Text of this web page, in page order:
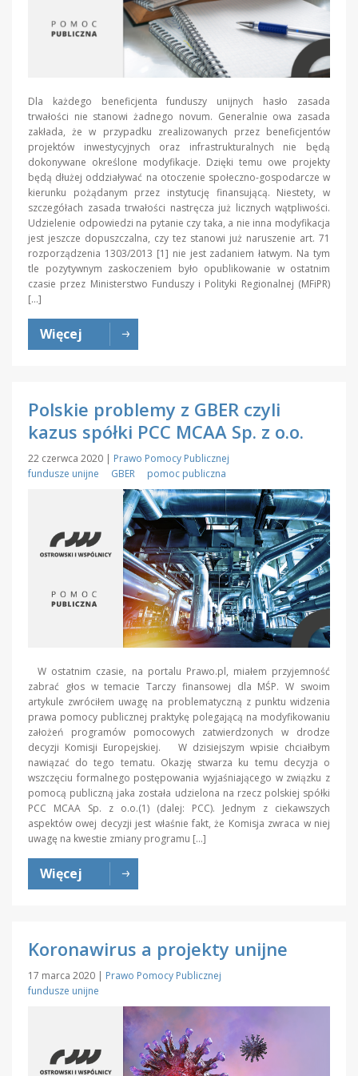
Dla każdego beneficjenta funduszy unijnych hasło zasada
trwałości nie stanowi żadnego novum. Generalnie owa zasada
zakłada, że w przypadku zrealizowanych przez beneficjentów
projektów inwestycyjnych oraz infrastrukturalnych nie będą
dokonywane określone modyfikacje. Dzięki temu owe projekty
będą dłużej oddziaływać na otoczenie społeczno-gospodarcze w
kierunku pożądanym przez instytucję finansującą. Niestety, w
szczegółach zasada trwałości nastręcza już licznych wątpliwości.
Udzielenie odpowiedzi na pytanie czy taka, a nie inna modyfikacja
jest jeszcze dopuszczalna, czy tez stanowi już naruszenie art. 71
rozporządzenia 1303/2013 [1] nie jest zadaniem łatwym. Na tym
tle pozytywnym zaskoczeniem było opublikowanie w ostatnim
czasie przez Ministerstwo Funduszy i Polityki Regionalnej (MFiPR)
[…]
Więcej
Polskie problemy z GBER czyli
kazus spółki PCC MCAA Sp. z o.o.
22 czerwca 2020 | Prawo Pomocy Publicznej
fundusze unijne
GBER pomoc publiczna
W ostatnim czasie, na portalu Prawo.pl, miałem przyjemność
zabrać głos w temacie Tarczy finansowej dla MŚP. W swoim
artykule zwróciłem uwagę na problematyczną z punktu widzenia
prawa pomocy publicznej praktykę polegającą na modyfikowaniu
założeń programów pomocowych zatwierdzonych w drodze
decyzji Komisji Europejskiej. W dzisiejszym wpisie chciałbym
nawiązać do tego tematu. Okazję stwarza ku temu decyzja o
wszczęciu formalnego postępowania wyjaśniającego w związku z
pomocą publiczną jaka została udzielona na rzecz polskiej spółki
PCC MCAA Sp. z o.o.(1) (dalej: PCC). Jednym z ciekawszych
aspektów owej decyzji jest właśnie fakt, że Komisja zwraca w niej
uwagę na kwestie zmiany programu […]
Więcej
Koronawirus a projekty unijne
17 marca 2020 | Prawo Pomocy Publicznej
fundusze unijne